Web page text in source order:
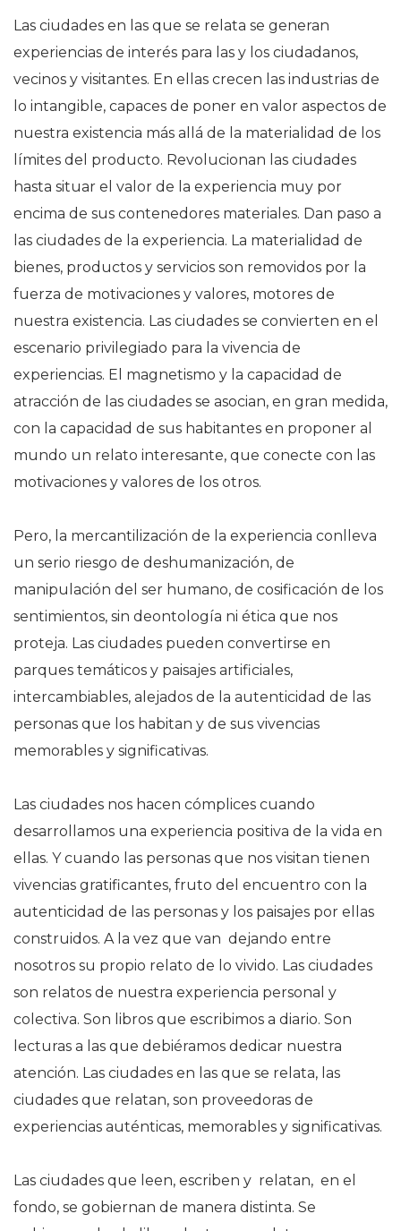
Las ciudades en las que se relata se generan
experiencias de interés para las y los ciudadanos,
vecinos y visitantes. En ellas crecen las industrias de
lo intangible, capaces de poner en valor aspectos de
nuestra existencia más allá de la materialidad de los
límites del producto. Revolucionan las ciudades
hasta situar el valor de la experiencia muy por
encima de sus contenedores materiales. Dan paso a
las ciudades de la experiencia. La materialidad de
bienes, productos y servicios son removidos por la
fuerza de motivaciones y valores, motores de
nuestra existencia. Las ciudades se convierten en el
escenario privilegiado para la vivencia de
experiencias. El magnetismo y la capacidad de
atracción de las ciudades se asocian, en gran medida,
con la capacidad de sus habitantes en proponer al
mundo un relato interesante, que conecte con las
motivaciones y valores de los otros.
Pero, la mercantilización de la experiencia conlleva
un serio riesgo de deshumanización, de
manipulación del ser humano, de cosificación de los
sentimientos, sin deontología ni ética que nos
proteja. Las ciudades pueden convertirse en
parques temáticos y paisajes artificiales,
intercambiables, alejados de la autenticidad de las
personas que los habitan y de sus vivencias
memorables y significativas.
Las ciudades nos hacen cómplices cuando
desarrollamos una experiencia positiva de la vida en
ellas. Y cuando las personas que nos visitan tienen
vivencias gratificantes, fruto del encuentro con la
autenticidad de las personas y los paisajes por ellas
construidos. A la vez que van dejando entre
nosotros su propio relato de lo vivido. Las ciudades
son relatos de nuestra experiencia personal y
colectiva. Son libros que escribimos a diario. Son
lecturas a las que debiéramos dedicar nuestra
atención. Las ciudades en las que se relata, las
ciudades que relatan, son proveedoras de
experiencias auténticas, memorables y significativas.
Las ciudades que leen, escriben y relatan, en el
fondo, se gobiernan de manera distinta. Se